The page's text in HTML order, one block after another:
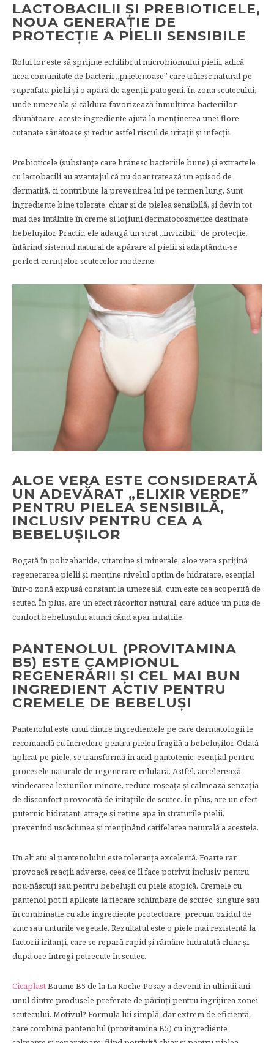
LACTOBACILII ȘI PREBIOTICELE,
NOUA GENERAȚIE DE
PROTECȚIE A PIELII SENSIBILE
Rolul lor este să sprijine echilibrul microbiomului pielii, adică
acea comunitate de bacterii „prietenoase” care trăiesc natural pe
suprafața pielii și o apără de agenții patogeni. În zona scutecului,
unde umezeala și căldura favorizează înmulțirea bacteriilor
dăunătoare, aceste ingrediente ajută la menținerea unei flore
cutanate sănătoase și reduc astfel riscul de iritații și infecții.
Prebioticele (substanțe care hrănesc bacteriile bune) și extractele
cu lactobacili au avantajul că nu doar tratează un episod de
dermatită, ci contribuie la prevenirea lui pe termen lung. Sunt
ingrediente bine tolerate, chiar și de pielea sensibilă, și devin tot
mai des întâlnite în creme și loțiuni dermatocosmetice destinate
bebelușilor. Practic, ele adaugă un strat „invizibil” de protecție,
întărind sistemul natural de apărare al pielii și adaptându-se
perfect cerințelor scutecelor moderne.
ALOE VERA ESTE CONSIDERATĂ
UN ADEVĂRAT „ELIXIR VERDE”
PENTRU PIELEA SENSIBILĂ,
INCLUSIV PENTRU CEA A
BEBELUȘILOR
Bogată în polizaharide, vitamine și minerale, aloe vera sprijină
regenerarea pielii și menține nivelul optim de hidratare, esențial
într-o zonă expusă constant la umezeală, cum este cea acoperită de
scutec. În plus, are un efect răcoritor natural, care aduce un plus de
confort bebelușului atunci când apar iritațiile.
PANTENOLUL (PROVITAMINA
B5) ESTE CAMPIONUL
REGENERĂRII ȘI CEL MAI BUN
INGREDIENT ACTIV PENTRU
CREMELE DE BEBELUȘI
Pantenolul este unul dintre ingredientele pe care dermatologii le
recomandă cu încredere pentru pielea fragilă a bebelușilor. Odată
aplicat pe piele, se transformă în acid pantotenic, esențial pentru
procesele naturale de regenerare celulară. Astfel, accelerează
vindecarea leziunilor minore, reduce roșeața și calmează senzația
de disconfort provocată de iritațiile de scutec. În plus, are un efect
puternic hidratant: atrage și reține apa în straturile pielii,
prevenind uscăciunea și menținând catifelarea naturală a acesteia.
Un alt atu al pantenolului este toleranța excelentă. Foarte rar
provoacă reacții adverse, ceea ce îl face potrivit inclusiv pentru
nou-născuți sau pentru bebelușii cu piele atopică. Cremele cu
pantenol pot fi aplicate la fiecare schimbare de scutec, singure sau
în combinație cu alte ingrediente protectoare, precum oxidul de
zinc sau unturile vegetale. Rezultatul este o piele mai rezistentă la
factorii iritanți, care se repară rapid și rămâne hidratată chiar și
după ore întregi petrecute în scutec.
CicaplastBaume B5 de la La Roche-Posay a devenit în ultimii ani
unul dintre produsele preferate de părinți pentru îngrijirea zonei
scutecului. Motivul? Formula lui simplă, dar extrem de eficientă,
care combină pantenolul (provitamina B5) cu ingrediente